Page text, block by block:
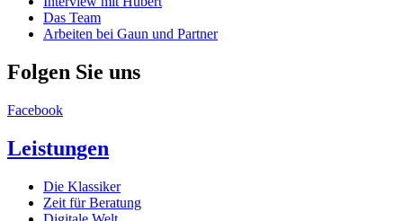
Das Team
Arbeiten bei Gaun und Partner
Folgen Sie uns
Facebook
Leistungen
Die Klassiker
Zeit für Beratung